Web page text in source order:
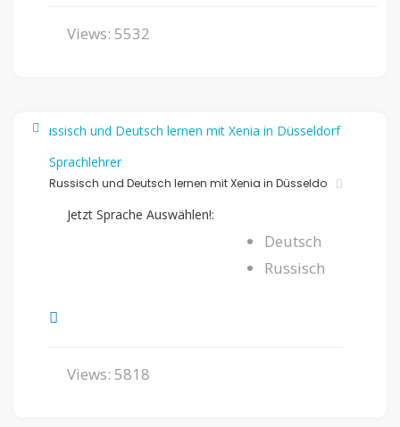
Views: 5532
Sprachlehrer
Russisch und Deutsch lernen mit Xenia in Düsseldo
Jetzt Sprache Auswählen!:
Deutsch
Russisch
Views: 5818